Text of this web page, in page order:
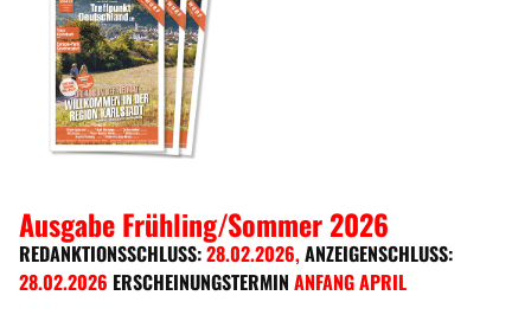
Ausgabe Frühling/Sommer 2026
REDANKTIONSSCHLUSS:28.02.2026,ANZEIGENSCHLUSS:
28.02.2026 ERSCHEINUNGSTERMIN ANFANG APRIL